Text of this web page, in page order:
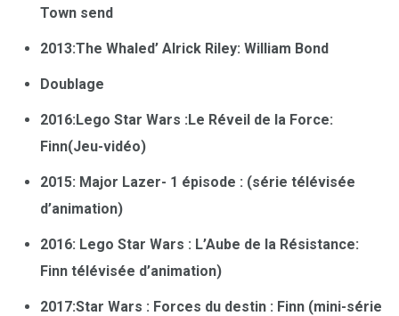
Town send
2013:The Whaled’ Alrick Riley: William Bond
Doublage
2016:Lego Star Wars :Le Réveil de la Force:
Finn(Jeu-vidéo)
2015: Major Lazer- 1 épisode : (série télévisée
d’animation)
2016: Lego Star Wars : L’Aube de la Résistance:
Finn télévisée d’animation)
2017:Star Wars : Forces du destin : Finn (mini-série